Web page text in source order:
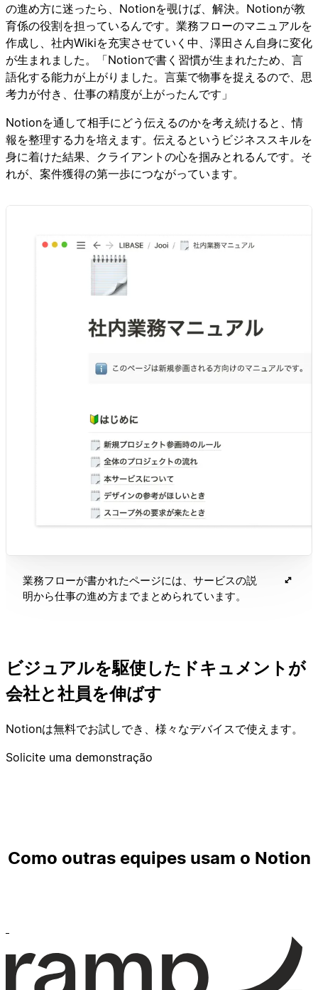
の進め方に迷ったら、Notionを覗けば、解決。Notionが教
育係の役割を担っているんです。業務フローのマニュアルを
作成し、社内Wikiを充実させていく中、澤田さん自身に変化
が生まれました。「Notionで書く習慣が生まれたため、言
語化する能力が上がりました。言葉で物事を捉えるので、思
考力が付き、仕事の精度が上がったんです」
Notionを通して相手にどう伝えるのかを考え続けると、情
報を整理する力を培えます。伝えるというビジネススキルを
身に着けた結果、クライアントの心を掴みとれるんです。そ
れが、案件獲得の第一歩につながっています。
業務フローが書かれたページには、サービスの説
明から仕事の進め方までまとめられています。
ビジュアルを駆使したドキュメントが
会社と社員を伸ばす
Notionは無料でお試しでき、様々なデバイスで使えます。
Solicite uma demonstração
Como outras equipes usam o Notion